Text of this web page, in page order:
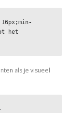
het
als je visueel